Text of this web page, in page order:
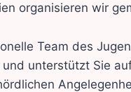
organisieren wir
Team des
unterstützt Sie